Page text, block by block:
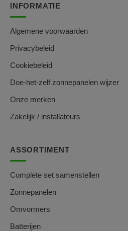
INFORMATIE
Algemene voorwaarden
Privacybeleid
Cookiebeleid
Doe-het-zelf zonnepanelen wijzer
Onze merken
Zakelijk / installateurs
ASSORTIMENT
Complete set samenstellen
Zonnepanelen
Omvormers
Batterijen